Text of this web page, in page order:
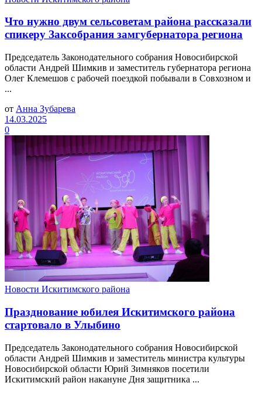
Что нужно двум сельсоветам района рассказали
спикеру Заксобрания замгубернатора региона
Председатель Законодательного собрания Новосибирской
области Андрей Шимкив и заместитель губернатора региона
Олег Клемешов с рабочей поездкой побывали в Совхозном и
...
от Анна Зубарева
14.03.2025
0
Новости Искитимского района
Празднование юбилея Искитимского района
стартовало в Улыбино
Председатель Законодательного собрания Новосибирской
области Андрей Шимкив и заместитель министра культуры
Новосибирской области Юрий Зимняков посетили
Искитимский район накануне Дня защитника ...